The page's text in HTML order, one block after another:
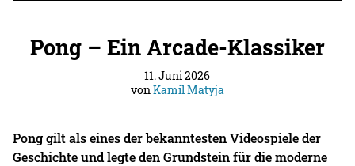
Pong – Ein Arcade-Klassiker
11. Juni 2026
vonKamil Matyja
Pong gilt als eines der bekanntesten Videospiele der
Geschichte und legte den Grundstein für die moderne